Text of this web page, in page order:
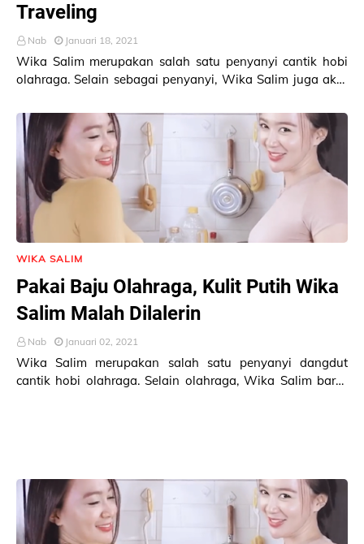
Traveling
Nab Januari 18, 2021
Wika Salim merupakan salah satu penyanyi cantik hobi
olahraga. Selain sebagai penyanyi, Wika Salim juga aktif
WIKA SALIM
Pakai Baju Olahraga, Kulit Putih Wika
Salim Malah Dilalerin
Nab Januari 02, 2021
Wika Salim merupakan salah satu penyanyi dangdut
cantik hobi olahraga. Selain olahraga, Wika Salim baru-